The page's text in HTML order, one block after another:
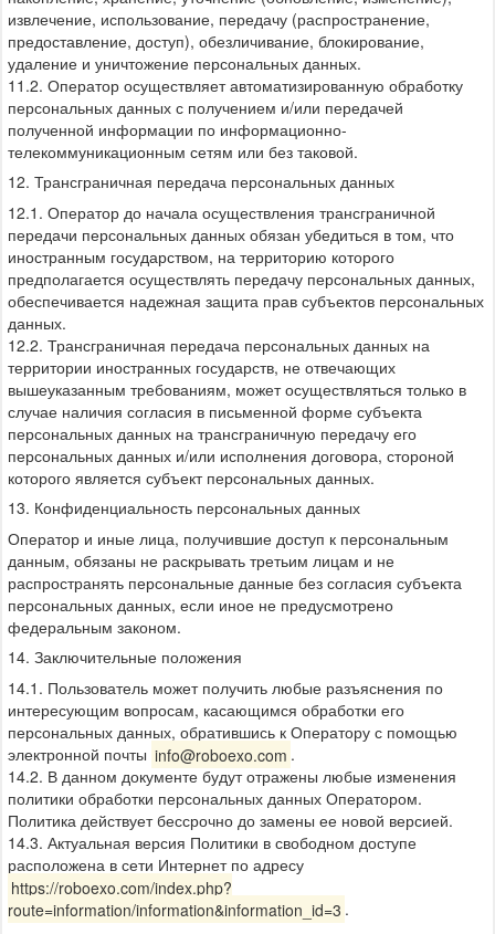
извлечение, использование, передачу (распространение,
предоставление, доступ), обезличивание, блокирование,
удаление и уничтожение персональных данных.
11.2. Оператор осуществляет автоматизированную обработку
персональных данных с получением и/или передачей
полученной информации по информационно-
телекоммуникационным сетям или без таковой.
12. Трансграничная передача персональных данных
12.1. Оператор до начала осуществления трансграничной
передачи персональных данных обязан убедиться в том, что
иностранным государством, на территорию которого
предполагается осуществлять передачу персональных данных,
обеспечивается надежная защита прав субъектов персональных
данных.
12.2. Трансграничная передача персональных данных на
территории иностранных государств, не отвечающих
вышеуказанным требованиям, может осуществляться только в
случае наличия согласия в письменной форме субъекта
персональных данных на трансграничную передачу его
персональных данных и/или исполнения договора, стороной
которого является субъект персональных данных.
13. Конфиденциальность персональных данных
Оператор и иные лица, получившие доступ к персональным
данным, обязаны не раскрывать третьим лицам и не
распространять персональные данные без согласия субъекта
персональных данных, если иное не предусмотрено
федеральным законом.
14. Заключительные положения
14.1. Пользователь может получить любые разъяснения по
интересующим вопросам, касающимся обработки его
персональных данных, обратившись к Оператору с помощью
электронной почты info@roboexo.com .
14.2. В данном документе будут отражены любые изменения
политики обработки персональных данных Оператором.
Политика действует бессрочно до замены ее новой версией.
14.3. Актуальная версия Политики в свободном доступе
расположена в сети Интернет по адресу
https://roboexo.com/index.php?
route=information/information&information_id=3 .